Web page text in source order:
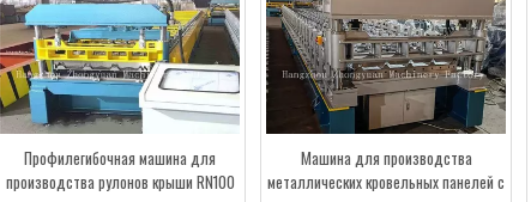
Профилегибочная машина для
производства рулонов крыши RN100
Машина для производства
металлических кровельных панелей с